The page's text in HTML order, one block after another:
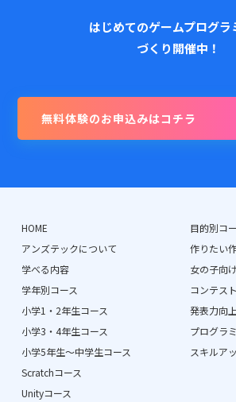
はじめてのゲームプログラ
づくり開催中！
無料体験のお申込みはコチラ
HOME
アンズテックについて
学べる内容
学年別コース
小学1・2年生コース
小学3・4年生コース
小学5年生〜中学生コース
Scratchコース
Unityコース
目的別コ
作りたい
女の子向
コンテス
発表力向上
プログラ
スキルア